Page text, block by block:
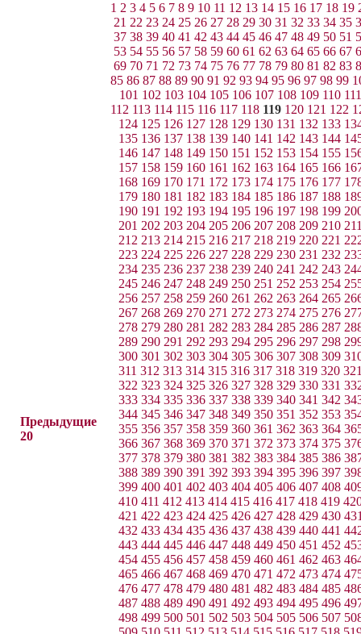
Предыдущие
20
1 2 3 4 5 6 7 8 9 10 11 12 13 14 15 16 17 18 19
21 22 23 24 25 26 27 28 29 30 31 32 33 34 35
37 38 39 40 41 42 43 44 45 46 47 48 49 50 51
53 54 55 56 57 58 59 60 61 62 63 64 65 66 67
69 70 71 72 73 74 75 76 77 78 79 80 81 82 83
85 86 87 88 89 90 91 92 93 94 95 96 97 98 99
101 102 103 104 105 106 107 108 109 110 111
112 113 114 115 116 117 118 119 120 121 122
124 125 126 127 128 129 130 131 132 133
135 136 137 138 139 140 141 142 143 144
146 147 148 149 150 151 152 153 154 155
157 158 159 160 161 162 163 164 165 166
168 169 170 171 172 173 174 175 176 177
179 180 181 182 183 184 185 186 187 188
190 191 192 193 194 195 196 197 198 199
201 202 203 204 205 206 207 208 209 210
212 213 214 215 216 217 218 219 220 221
223 224 225 226 227 228 229 230 231 232
234 235 236 237 238 239 240 241 242 243
245 246 247 248 249 250 251 252 253 254
256 257 258 259 260 261 262 263 264 265
267 268 269 270 271 272 273 274 275 276
278 279 280 281 282 283 284 285 286 287
289 290 291 292 293 294 295 296 297 298
300 301 302 303 304 305 306 307 308 309
311 312 313 314 315 316 317 318 319 320
322 323 324 325 326 327 328 329 330 331
333 334 335 336 337 338 339 340 341 342
344 345 346 347 348 349 350 351 352 353
355 356 357 358 359 360 361 362 363 364
366 367 368 369 370 371 372 373 374 375
377 378 379 380 381 382 383 384 385 386
388 389 390 391 392 393 394 395 396 397
399 400 401 402 403 404 405 406 407 408
410 411 412 413 414 415 416 417 418 419
421 422 423 424 425 426 427 428 429 430
432 433 434 435 436 437 438 439 440 441
443 444 445 446 447 448 449 450 451 452
454 455 456 457 458 459 460 461 462 463
465 466 467 468 469 470 471 472 473 474
476 477 478 479 480 481 482 483 484 485
487 488 489 490 491 492 493 494 495 496
498 499 500 501 502 503 504 505 506 507